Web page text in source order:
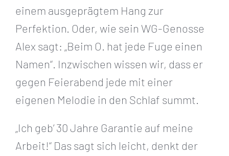
einem ausgeprägtem Hang zur
Perfektion. Oder, wie sein WG-Genosse
Alex sagt: „Beim O. hat jede Fuge einen
Namen“. Inzwischen wissen wir, dass er
gegen Feierabend jede mit einer
eigenen Melodie in den Schlaf summt.
„Ich geb‘ 30 Jahre Garantie auf meine
Arbeit!“ Das sagt sich leicht, denkt der